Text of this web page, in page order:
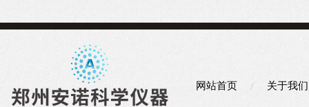
网站首页 关于我们